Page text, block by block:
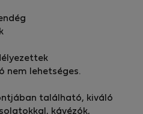
nem lehetséges.
található, kiváló
kávézók,